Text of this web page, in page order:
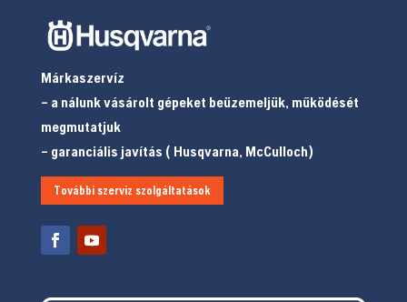
Márkaszervíz
– a nálunk vásárolt gépeket beüzemeljük, működését
megmutatjuk
– garanciális javítás ( Husqvarna, McCulloch)
További szerviz szolgáltatások